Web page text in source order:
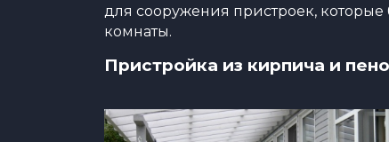
для сооружения пристроек, которые
комнаты.
Пристройка из кирпича и